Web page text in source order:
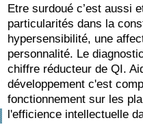
Etre surdoué c’est aussi
particularités dans la
hypersensibilité, une
personnalité. Le
chiffre réducteur de QI.
développement c'est
fonctionnement sur les
l'efficience intellectuelle